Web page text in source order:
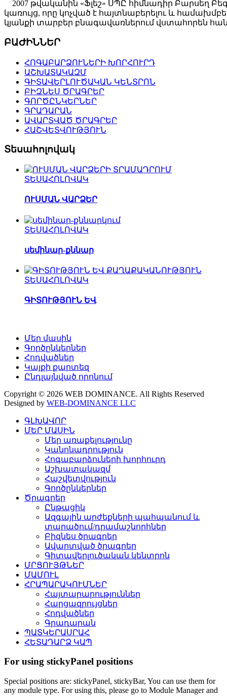
2007 թվականին «Ֆլեշ» ՍՊԸ հիմնադիր Բարսեղ
կառույց, որը կոչված է հայտնաբերելու և
կյանքի տարբեր բնագավառներում վստահորեն
ԲԱԺԻՆՆԵՐ
ՀՈԳԱԲԱՐՁՈՒՆԵՐԻ ԽՈՐՀՈՒՐԴ
ԱՇԽԱՏԱԿԱԶՄ
ԳԻՏԱՎԵՐԼՈՒԾԱԿԱՆ ԿԵՆՏՐՈՆ
ԲԻԶՆԵՍ ԾՐԱԳՐԵՐ
ԳՈՐԾԸՆԿԵՐՆԵՐ
ԳՐԱԴԱՐԱՆ
ԱՎԱՐՏՎԱԾ ԾՐԱԳՐԵՐ
ՀԱՇՎԵՏՎՈՒԹՅՈՒՆ
Տեսահոլովակ
ՏԵՍԱՀՈԼՈՎԱԿ
ՈՒՍՄԱՆ ՎԱՐՁԵՐ
ՏԵՍԱՀՈԼՈՎԱԿ
սեմինար-քննար
ՏԵՍԱՀՈԼՈՎԱԿ
ԳԻՏՈՒԹՅՈՒՆ ԵՎ
Մեր մասին
Գործընկերներ
Հոդվածներ
Կայքի քարտեզ
Ընդլայնված որոնում
Copyright © 2026 WEB DOMINANCE. All Rights Reserved
Designed by WEB-DOMINANCE LLC
ԳԼԽԱՎՈՐ
ՄԵՐ ՄԱՍԻՆ
Մեր առաքելությունը
Կանոնադրություն
Հոգաբարձուների խորհուրդ
Աշխատակազմ
Հաշվետվություն
Գործընկերներ
Ծրագրեր
Ընթացիկ
Ազգային արժեքների պահպանում և
տարածում/դրամաշնորհներ
Բիզնես ծրագրեր
Ավարտված ծրագրեր
Գիտավերլուծական կենտրոն
ՄՐՑՈՒՅԹՆԵՐ
ՄԱՄՈՒԼ
ՀՐԱՊԱՐԱԿՈՒՄՆԵՐ
Հայտարարություններ
Հարցազրույցներ
Հոդվածներ
Գրադարան
ՊԱՏԿԵՐԱՍՐԱՀ
ՀԵՏԱԴԱՐՁ ԿԱՊ
For using stickyPanel positions
Special positions are: stickyPanel, stickyBar, You can use them for
any module type. For using this, please go to Module Manager and